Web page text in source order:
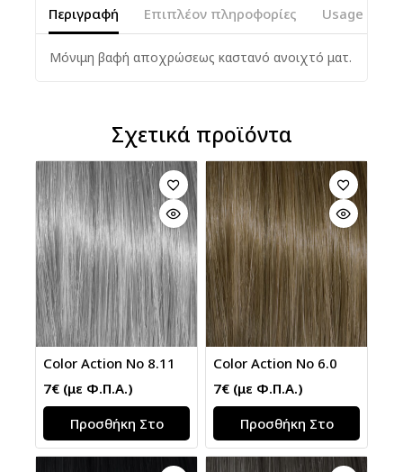
Περιγραφή Επιπλέον πληροφορίες Usage
Μόνιμη βαφή αποχρώσεως καστανό ανοιχτό ματ.
Σχετικά προϊόντα
Color Action No 8.11
7€ (με Φ.Π.Α.)
Προσθήκη Στο
Καλάθι
Color Action No 6.0
7€ (με Φ.Π.Α.)
Προσθήκη Στο
Καλάθι